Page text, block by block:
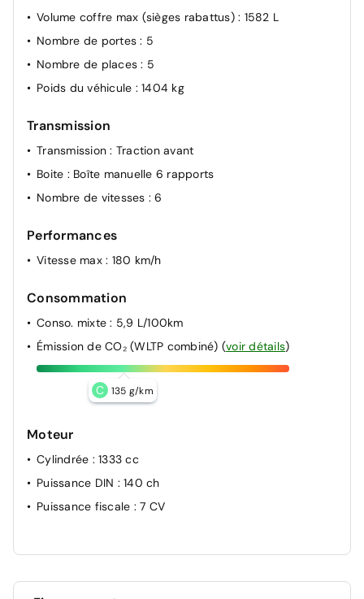
Répétiteurs latéraux de changement de direction
Volume coffre max (sièges rabattus) : 1582 L
Nombre de portes: 5
Nombre de places: 5
Poids du véhicule : 1404 kg
Transmission
Transmission: Traction avant
Boite : Boîte manuelle 6 rapports
Nombre de vitesses : 6
Performances
Vitesse max : 180 km/h
Consommation
Conso. mixte: 5,9 L/100km
Émission de CO₂ (WLTP combiné) (voir détails)
C 135 g/km
Moteur
Cylindrée : 1333 cc
Puissance DIN : 140 ch
Puissance fiscale : 7 CV